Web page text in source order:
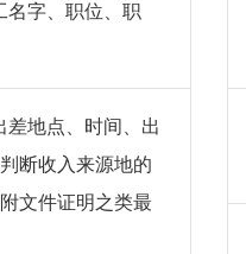
名字、职位、职
差地点、时间、出
断收入来源地的
文件证明之类最